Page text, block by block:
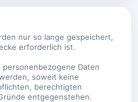
nur so lange gespeichert,
erforderlich ist.
Daten
soweit keine
berechtigten
entgegenstehen.